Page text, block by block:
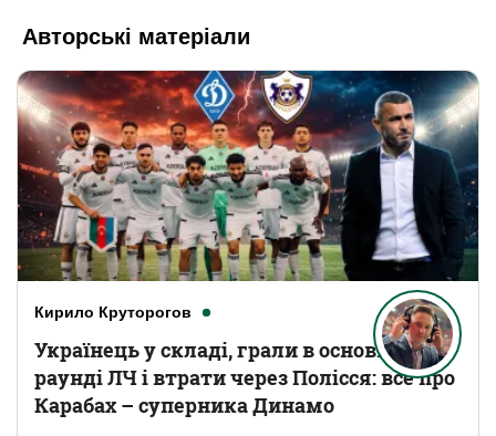
Авторські матеріали
Кирило Круторогов
Українець у складі, грали в основному
раунді ЛЧ і втрати через Полісся: все про
Карабах – суперника Динамо